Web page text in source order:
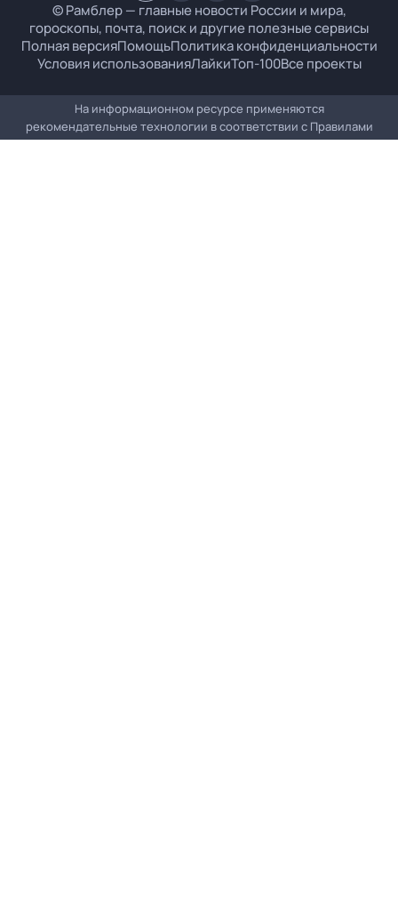
© Рамблер — главные новости России и мира,
гороскопы, почта, поиск и другие полезные сервисы
Полная версияПомощьПолитика конфиденциальности
Условия использованияЛайкиТоп-100Все проекты
На информационном ресурсе применяются
рекомендательные технологии в соответствии с Правилами